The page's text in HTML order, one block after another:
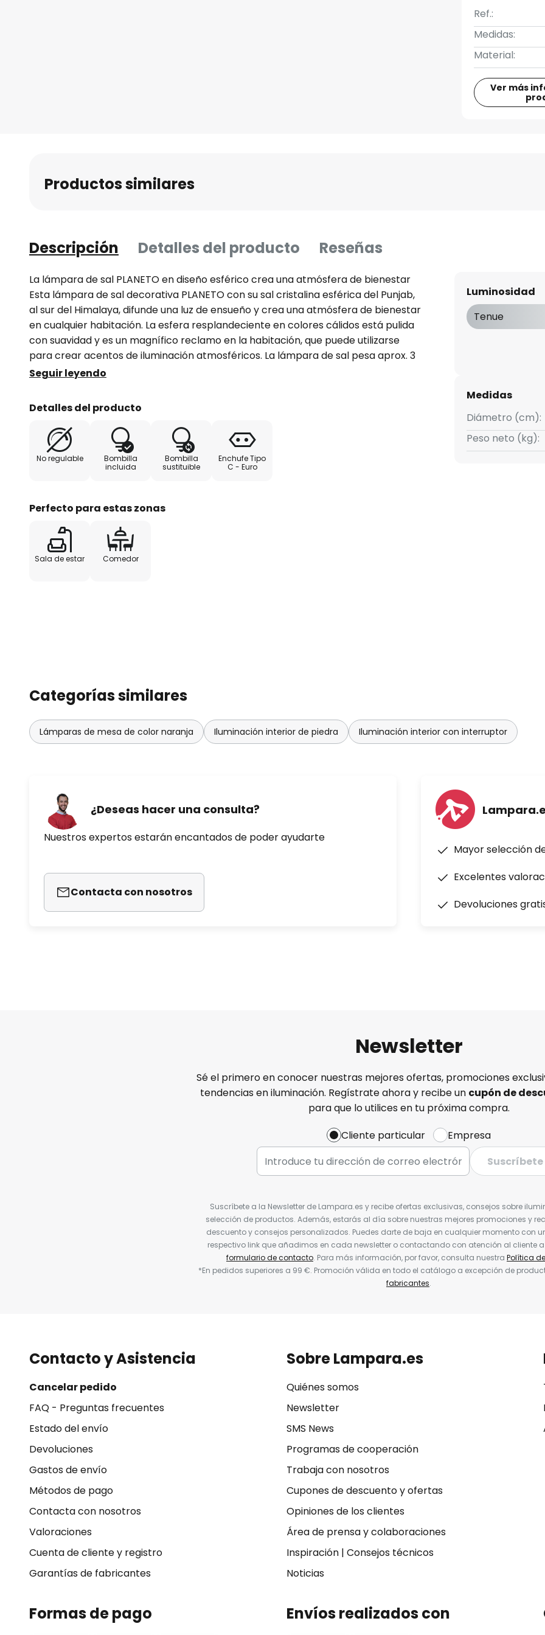
Ref.:
Medidas:
Material:
Ver más
Productos similares
Descripción Detalles del producto Reseñas
La lámpara de sal PLANETO en diseño esférico crea una atmósfera de bienestar
Esta lámpara de sal decorativa PLANETO con su sal cristalina esférica del Punjab,
al sur del Himalaya, difunde una luz de ensueño y crea una atmósfera de bienestar
en cualquier habitación. La esfera resplandeciente en colores cálidos está pulida
con suavidad y es un magnífico reclamo en la habitación, que puede utilizarse
para crear acentos de iluminación atmosféricos. La lámpara de sal pesa aprox. 3
kg y está equipada con un cable de aprox. 1,20 m con interruptor - Diámetro:
Seguir leyendo
Detalles del producto
No regulable
Bombilla
incluida
Bombilla
sustituible
Enchufe Tipo
C - Euro
Perfecto para estas zonas
Sala de estar Comedor
Luminosidad
Tenue
Medidas
Diámetro (cm):
Peso neto (kg):
Categorías similares
Lámparas de mesa de color naranja Iluminación interior de piedra Iluminación interior con interruptor
¿Deseas hacer una consulta?
Nuestros expertos estarán encantados de poder ayudarte
Contacta con nosotros
Mayor selección
Excelentes
Devoluciones
Newsletter
Sé el primero en conocer nuestras mejores ofertas, promociones
tendencias en iluminación. Regístrate ahora y recibe un cupón de
para que lo utilices en tu próxima compra.
Cliente particular
Empresa
Suscríbete
Suscríbete a la Newsletter de Lampara.es y recibe ofertas exclusivas, consejos sobre
selección de productos. Además, estarás al día sobre nuestras mejores promociones y
descuento y consejos personalizados. Puedes darte de baja en cualquier momento con
respectivo link que añadimos en cada newsletter o contactando con atención al cliente
formulario de contacto. Para más información, por favor, consulta nuestra Política
*En pedidos superiores a 99 €. Promoción válida en todo el catálogo a excepción de
fabricantes.
Contacto y Asistencia
Cancelar pedido
FAQ - Preguntas frecuentes
Estado del envío
Devoluciones
Gastos de envío
Métodos de pago
Contacta con nosotros
Valoraciones
Cuenta de cliente y registro
Garantías de fabricantes
Sobre Lampara.es
Quiénes somos
Newsletter
SMS News
Programas de cooperación
Trabaja con nosotros
Cupones de descuento y ofertas
Opiniones de los clientes
Área de prensa y colaboraciones
Inspiración| Consejos técnicos
Noticias
Formas de pago Envíos realizados con